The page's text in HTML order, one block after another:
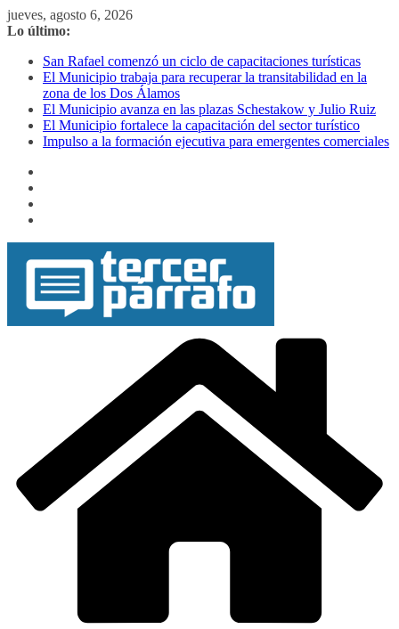
Saltar
al
jueves, agosto 6, 2026
Lo último:
San Rafael comenzó un ciclo de capacitaciones turísticas
El Municipio trabaja para recuperar la transitabilidad en la
zona de los Dos Álamos
El Municipio avanza en las plazas Schestakow y Julio Ruiz
El Municipio fortalece la capacitación del sector turístico
Impulso a la formación ejecutiva para emergentes comerciales